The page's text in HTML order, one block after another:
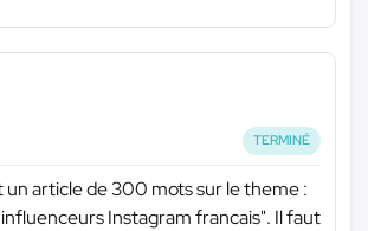
TERMINÉ
un article de 300 mots sur le theme :
Instagram francais". Il faut